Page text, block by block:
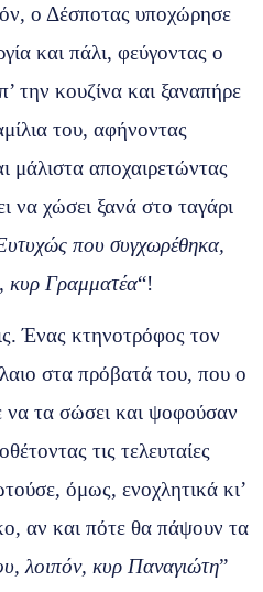
ο Δέσποτας υποχώρησε
και πάλι, φεύγοντας ο
την κουζίνα και ξαναπήρε
του, αφήνοντας
αποχαιρετώντας
να χώσει ξανά στο ταγάρι
που συγχωρέθηκα,
κυρ Γραμματέα“!
Ένας κτηνοτρόφος τον
στα πρόβατά του, που ο
να τα σώσει και ψοφούσαν
τις τελευταίες
όμως, ενοχλητικά κι’
αν και πότε θα πάψουν τα
λοιπόν, κυρ Παναγιώτη”